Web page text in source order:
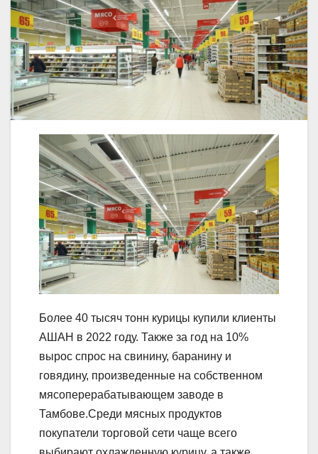
Более 40 тысяч тонн курицы купили клиенты
АШАН в 2022 году. Также за год на 10%
вырос спрос на свинину, баранину и
говядину, произведенные на собственном
мясоперерабатывающем заводе в
Тамбове.Среди мясных продуктов
покупатели торговой сети чаще всего